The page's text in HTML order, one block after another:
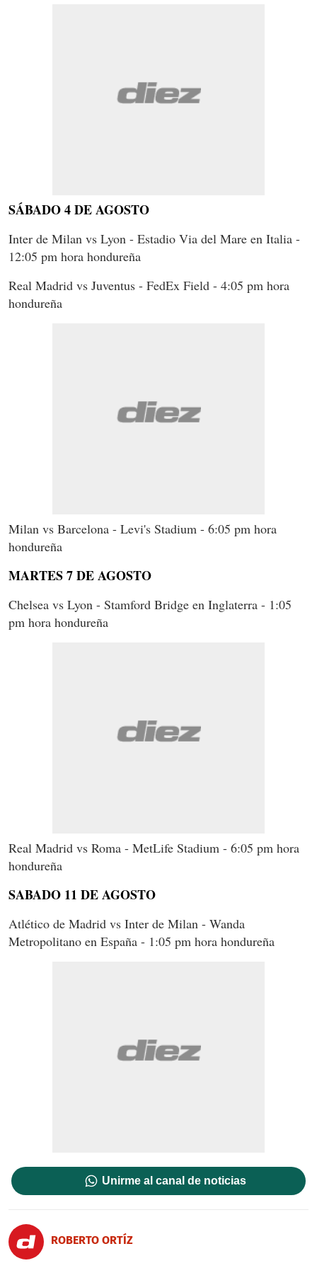
SÁBADO 4 DE AGOSTO
Inter de Milan vs Lyon - Estadio Via del Mare en Italia -
12:05 pm hora hondureña
Real Madrid vs Juventus - FedEx Field - 4:05 pm hora
hondureña
Milan vs Barcelona - Levi's Stadium - 6:05 pm hora
hondureña
MARTES 7 DE AGOSTO
Chelsea vs Lyon - Stamford Bridge en Inglaterra - 1:05
pm hora hondureña
Real Madrid vs Roma - MetLife Stadium - 6:05 pm hora
hondureña
SABADO 11 DE AGOSTO
Atlético de Madrid vs Inter de Milan - Wanda
Metropolitano en España - 1:05 pm hora hondureña
Unirme al canal de noticias
ROBERTO ORTÍZ